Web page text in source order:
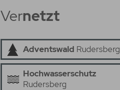
Vernetzt
Adventswald Rudersberg
Hochwasserschutz
Rudersberg